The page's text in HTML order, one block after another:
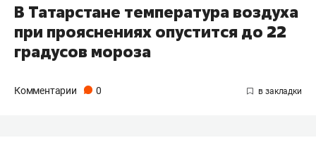
В Татарстане температура воздуха
при прояснениях опустится до 22
градусов мороза
Комментарии 0